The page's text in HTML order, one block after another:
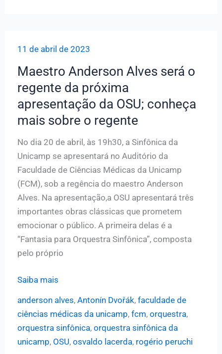
Caymmi
11 de abril de 2023
Maestro Anderson Alves será o
regente da próxima
apresentação da OSU; conheça
mais sobre o regente
No dia 20 de abril, às 19h30, a Sinfônica da
Unicamp se apresentará no Auditório da
Faculdade de Ciências Médicas da Unicamp
(FCM), sob a regência do maestro Anderson
Alves. Na apresentação,a OSU apresentará três
importantes obras clássicas que prometem
emocionar o público. A primeira delas é a
“Fantasia para Orquestra Sinfônica”, composta
pelo próprio
Maestro
regente
Saiba mais
anderson alves, Antonín Dvořák, faculdade de
ciências médicas da unicamp, fcm, orquestra,
orquestra sinfônica, orquestra sinfônica da
unicamp, OSU, osvaldo lacerda, rogério peruchi